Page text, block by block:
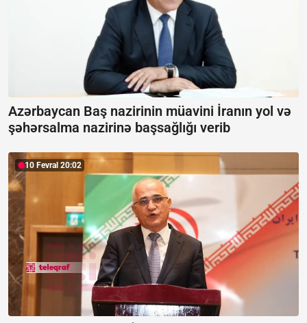
Azərbaycan Baş nazirinin müavini İranın yol və
şəhərsalma nazirinə başsağlığı verib
10 Fevral 20:02